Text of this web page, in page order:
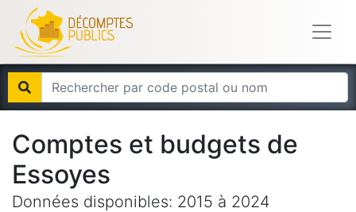
Comptes et budgets de
Essoyes
Données disponibles: 2015 à 2024